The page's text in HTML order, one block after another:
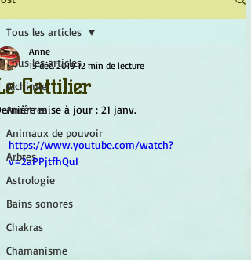
Tous les articles
Alchimie
Ancêtres
Animaux de pouvoir
Arbres
Astrologie
Bains sonores
Chakras
Chamanisme
Tous les articles
Gattilier
Anne
15 déc. 2019 12 min de lecture
mise à jour : 21 janv.
https://www.youtube.com/watch?
v=2aPPjtfhQuI